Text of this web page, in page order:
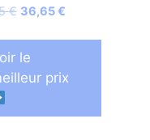
€ Le
initial
était :
79,95 €.
36,65€Le
actuel
36,65 €.
le
prix